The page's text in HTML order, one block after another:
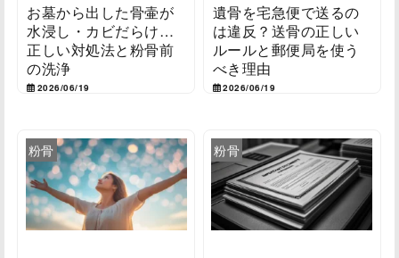
お墓から出した骨壷が
水浸し・カビだらけ…
正しい対処法と粉骨前
の洗浄
2026/06/19
遺骨を宅急便で送るの
は違反？送骨の正しい
ルールと郵便局を使う
べき理由
2026/06/19
粉骨 粉骨